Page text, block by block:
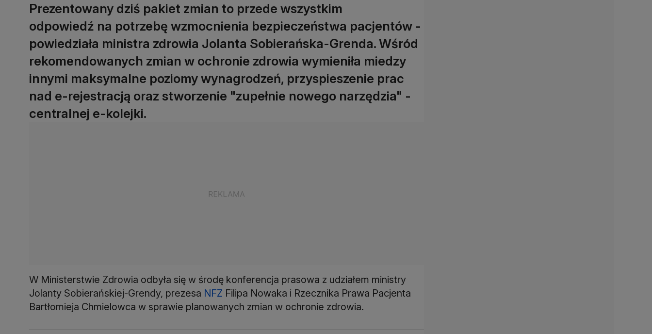
Prezentowany dziś pakiet zmian to przede wszystkim
odpowiedź na potrzebę wzmocnienia bezpieczeństwa pacjentów -
powiedziała ministra zdrowia Jolanta Sobierańska-Grenda. Wśród
rekomendowanych zmian w ochronie zdrowia wymieniła miedzy
innymi maksymalne poziomy wynagrodzeń, przyspieszenie prac
nad e-rejestracją oraz stworzenie "zupełnie nowego narzędzia" -
centralnej e-kolejki.
W Ministerstwie Zdrowia odbyła się w środę konferencja prasowa z udziałem ministry
Jolanty Sobierańskiej-Grendy, prezesa NFZ Filipa Nowaka i Rzecznika Prawa Pacjenta
Bartłomieja Chmielowca w sprawie planowanych zmian w ochronie zdrowia.